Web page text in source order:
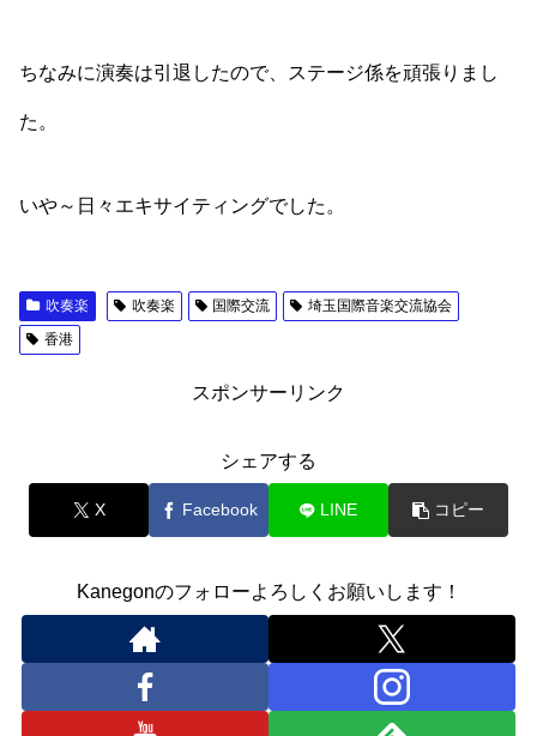
ちなみに演奏は引退したので、ステージ係を頑張りまし
た。
いや～日々エキサイティングでした。
吹奏楽 吹奏楽 国際交流
埼玉国際音楽交流協会
香港
スポンサーリンク
シェアする
X Facebook LINE コピー
Kanegonのフォローよろしくお願いします！